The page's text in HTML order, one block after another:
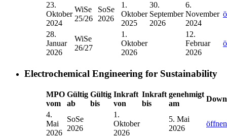
23.
Oktober
2024
WiSe
25/26
SoSe
2026
1.
Oktober
2025
30.
September
2026
6.
November
2024
28.
Januar
2026
WiSe
26/27
1.
Oktober
2026
12.
Februar
2026
Electrochemical Engineering for Sustainability
MPO
vom
Gültig
ab
Gültig
bis
Inkraft
von
Inkraft
bis
genehmigt
am
4.
Mai
2026
SoSe
2026
1.
Oktober
2026
5. Mai
2026
öffnen